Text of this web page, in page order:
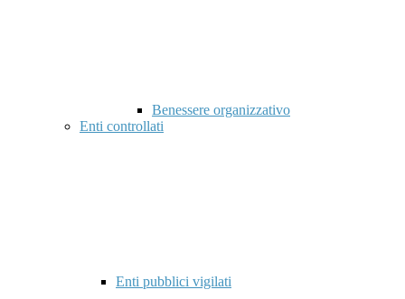
Benessere organizzativo
Enti controllati
Enti pubblici vigilati